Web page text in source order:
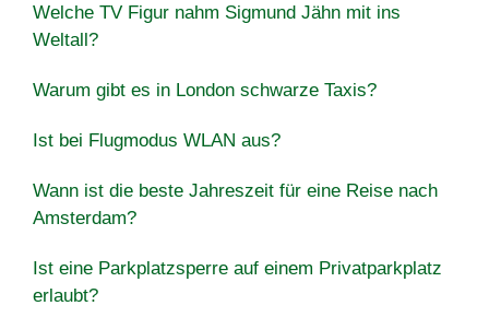
Welche TV Figur nahm Sigmund Jähn mit ins
Weltall?
Warum gibt es in London schwarze Taxis?
Ist bei Flugmodus WLAN aus?
Wann ist die beste Jahreszeit für eine Reise nach
Amsterdam?
Ist eine Parkplatzsperre auf einem Privatparkplatz
erlaubt?